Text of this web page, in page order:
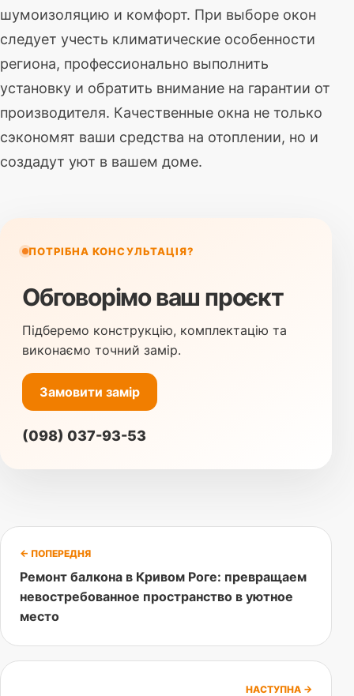
шумоизоляцию и комфорт. При выборе окон
следует учесть климатические особенности
региона, профессионально выполнить
установку и обратить внимание на гарантии от
производителя. Качественные окна не только
сэкономят ваши средства на отоплении, но и
создадут уют в вашем доме.
ПОТРІБНА КОНСУЛЬТАЦІЯ?
Обговорімо ваш проєкт
Підберемо конструкцію, комплектацію та
виконаємо точний замір.
Замовити замір
(098) 037-93-53
← ПОПЕРЕДНЯ
Ремонт балкона в Кривом Роге: превращаем
невостребованное пространство в уютное
место
НАСТУПНА →